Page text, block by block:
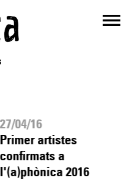
27/04/16
Primer artistes
confirmats a
l'(a)phònica 2016